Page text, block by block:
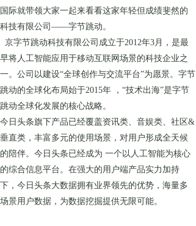
国际就带领大家一起来看看这家年轻但成绩斐然的
科技有限公司——字节跳动。
京字节跳动科技有限公司成立于2012年3月，是最
早将人工智能应用于移动互联网场景的科技企业之
一。公司以建设“全球创作与交流平台”为愿景。字节
跳动的全球化布局始于2015年 ，“技术出海”是字节
跳动全球化发展的核心战略。
今日头条旗下产品已经覆盖资讯类、音娱类、社区&
垂直类，丰富多元的使用场景，对用户形成全天候
的陪伴。今日头条已经成为 一个以人工智能为核心
的综合信息平台。在强大的用户端产品实力加持
下，今日头条大数据拥有业界领先的优势，海量多
场景用户数据，为数据挖掘提供无限可能。